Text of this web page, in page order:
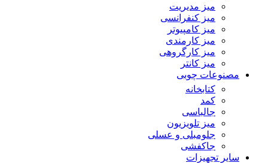
میز مدیریت
میز کنفرانسی
میز کامپیوتر
میز کارمندی
میز کارگروهی
میز کانتر
مصنوعات چوبی
کتابخانه
کمد
جالباسی
میز تلویزیون
جلومبلی و عسلی
جاکفشی
سایر تجهیزات